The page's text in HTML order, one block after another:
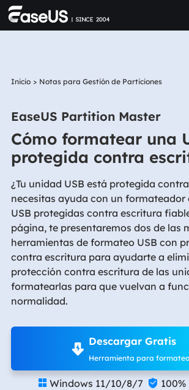
Inicio > Notas para Gestión de Particiones
EaseUS Partition Master
Cómo formatear una
protegida contra
¿Tu unidad USB está protegida
necesitas ayuda con un formateador
USB protegidas contra escritura
página, te presentaremos dos de las
herramientas de formateo USB con
contra escritura para ayudarte a
protección contra escritura de las
formatearlas para que vuelvan a
normalidad.
Descargar Gratis
Herramienta para
 Windows 11/10/8/7 